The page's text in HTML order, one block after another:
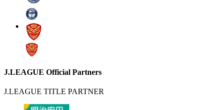
J.LEAGUE Official Partners
J.LEAGUE TITLE PARTNER